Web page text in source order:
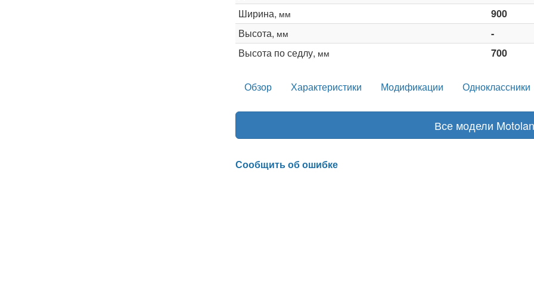
Ширина, мм
900
Высота, мм
-
Высота по седлу, мм 700
Обзор Характеристики Модификации Одноклассники
Все модели
Сообщить об ошибке